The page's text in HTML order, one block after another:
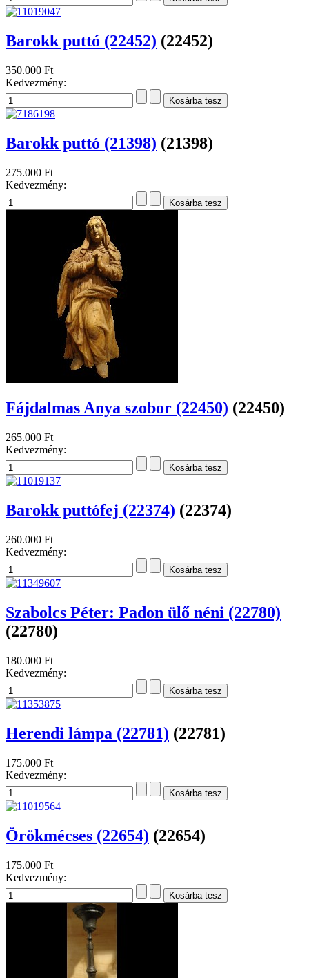
Barokk puttó (22452) (22452)
350.000 Ft
Kedvezmény:
Barokk puttó (21398) (21398)
275.000 Ft
Kedvezmény:
Fájdalmas Anya szobor (22450) (22450)
265.000 Ft
Kedvezmény:
Barokk puttófej (22374) (22374)
260.000 Ft
Kedvezmény:
Szabolcs Péter: Padon ülő néni (22780)
(22780)
180.000 Ft
Kedvezmény:
Herendi lámpa (22781) (22781)
175.000 Ft
Kedvezmény:
Örökmécses (22654) (22654)
175.000 Ft
Kedvezmény: